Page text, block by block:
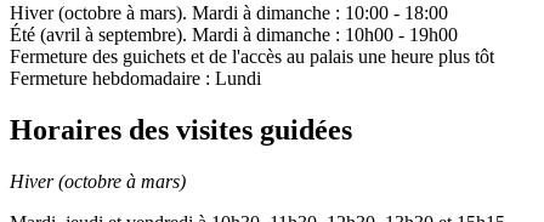
Hiver (octobre à mars). Mardi à dimanche : 10:00 - 18:00
Été (avril à septembre). Mardi à dimanche : 10h00 - 19h00
Fermeture des guichets et de l'accès au palais une heure plus tôt
Fermeture hebdomadaire : Lundi
Horaires des visites guidées
Hiver (octobre à mars)